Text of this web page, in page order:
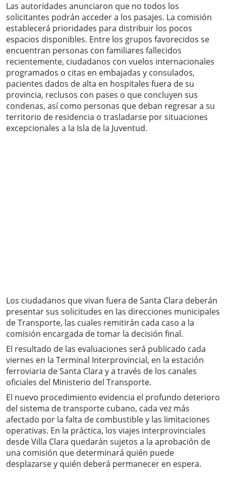
Las autoridades anunciaron que no todos los
solicitantes podrán acceder a los pasajes. La comisión
establecerá prioridades para distribuir los pocos
espacios disponibles. Entre los grupos favorecidos se
encuentran personas con familiares fallecidos
recientemente, ciudadanos con vuelos internacionales
programados o citas en embajadas y consulados,
pacientes dados de alta en hospitales fuera de su
provincia, reclusos con pases o que concluyen sus
condenas, así como personas que deban regresar a su
territorio de residencia o trasladarse por situaciones
excepcionales a la Isla de la Juventud.
Los ciudadanos que vivan fuera de Santa Clara deberán
presentar sus solicitudes en las direcciones municipales
de Transporte, las cuales remitirán cada caso a la
comisión encargada de tomar la decisión final.
El resultado de las evaluaciones será publicado cada
viernes en la Terminal Interprovincial, en la estación
ferroviaria de Santa Clara y a través de los canales
oficiales del Ministerio del Transporte.
El nuevo procedimiento evidencia el profundo deterioro
del sistema de transporte cubano, cada vez más
afectado por la falta de combustible y las limitaciones
operativas. En la práctica, los viajes interprovinciales
desde Villa Clara quedarán sujetos a la aprobación de
una comisión que determinará quién puede
desplazarse y quién deberá permanecer en espera.